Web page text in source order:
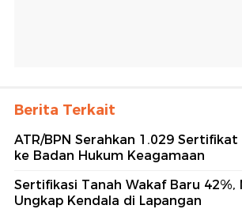
Berita Terkait
ATR/BPN Serahkan 1.029
ke Badan Hukum Keagamaan
Sertifikasi Tanah Wakaf Baru 42%,
Ungkap Kendala di Lapangan